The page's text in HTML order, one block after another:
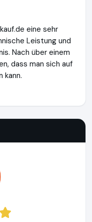
eine sehr
Leistung und
Nach über einem
dass man sich auf
kann.